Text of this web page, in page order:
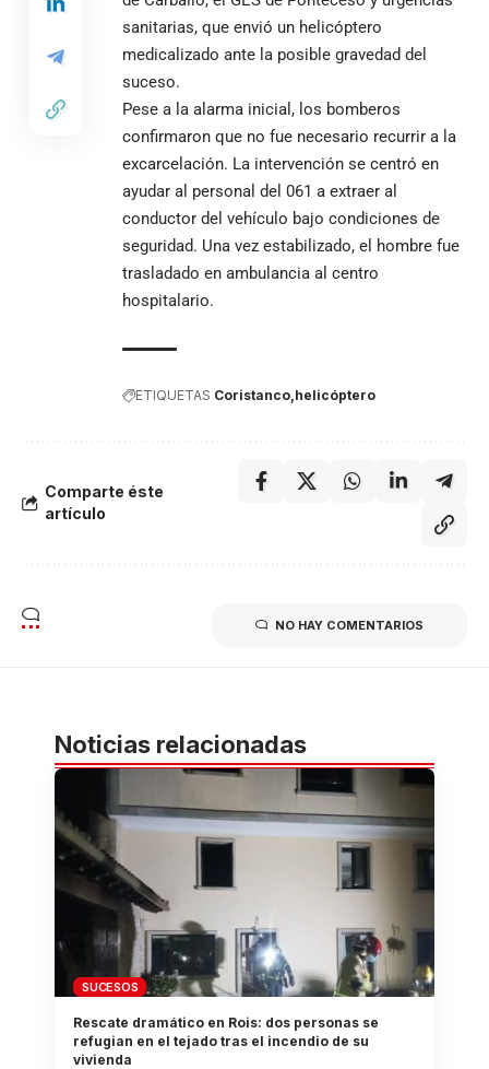
sanitarias, que envió un helicóptero
medicalizado ante la posible gravedad del
suceso.
Pese a la alarma inicial, los bomberos
confirmaron que no fue necesario recurrir a la
excarcelación. La intervención se centró en
ayudar al personal del 061 a extraer al
conductor del vehículo bajo condiciones de
seguridad. Una vez estabilizado, el hombre fue
trasladado en ambulancia al centro
hospitalario.
ETIQUETAS Coristanco helicóptero
Comparte éste
artículo
NO HAY COMENTARIOS
Noticias relacionadas
SUCESOS
Rescate dramático en Rois: dos personas se
refugian en el tejado tras el incendio de su
vivienda